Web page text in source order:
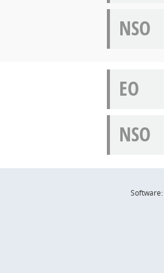
NSO
EO
NSO
Software: